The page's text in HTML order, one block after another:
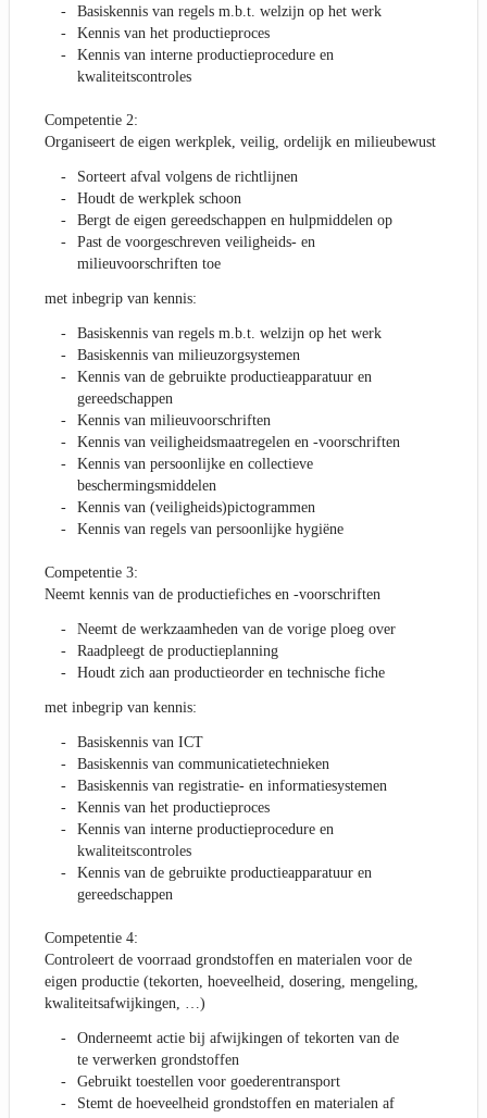
Basiskennis van regels m.b.t. welzijn op het werk
Kennis van het productieproces
Kennis van interne productieprocedure en
kwaliteitscontroles
Competentie 2:
Organiseert de eigen werkplek, veilig, ordelijk en milieubewust
Sorteert afval volgens de richtlijnen
Houdt de werkplek schoon
Bergt de eigen gereedschappen en hulpmiddelen op
Past de voorgeschreven veiligheids- en
milieuvoorschriften toe
met inbegrip van kennis:
Basiskennis van regels m.b.t. welzijn op het werk
Basiskennis van milieuzorgsystemen
Kennis van de gebruikte productieapparatuur en
gereedschappen
Kennis van milieuvoorschriften
Kennis van veiligheidsmaatregelen en -voorschriften
Kennis van persoonlijke en collectieve
beschermingsmiddelen
Kennis van (veiligheids)pictogrammen
Kennis van regels van persoonlijke hygiëne
Competentie 3:
Neemt kennis van de productiefiches en -voorschriften
Neemt de werkzaamheden van de vorige ploeg over
Raadpleegt de productieplanning
Houdt zich aan productieorder en technische fiche
met inbegrip van kennis:
Basiskennis van ICT
Basiskennis van communicatietechnieken
Basiskennis van registratie- en informatiesystemen
Kennis van het productieproces
Kennis van interne productieprocedure en
kwaliteitscontroles
Kennis van de gebruikte productieapparatuur en
gereedschappen
Competentie 4:
Controleert de voorraad grondstoffen en materialen voor de
eigen productie (tekorten, hoeveelheid, dosering, mengeling,
kwaliteitsafwijkingen, …)
Onderneemt actie bij afwijkingen of tekorten van de
te verwerken grondstoffen
Gebruikt toestellen voor goederentransport
Stemt de hoeveelheid grondstoffen en materialen af